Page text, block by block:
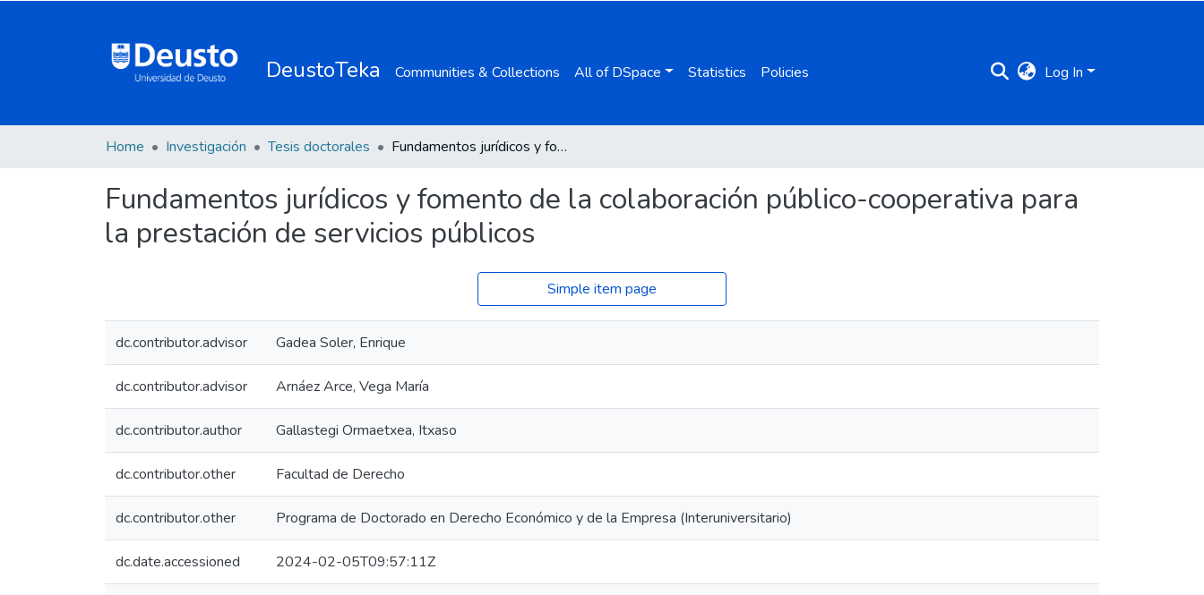
DeustoTeka Communities & Collections All of DSpace Statistics Policies Log In
Home Investigación Tesis doctorales Fundamentos jurídicos y fomento de la colaboración público-cooperativa para la prestación de servicios públicos
Fundamentos jurídicos y fomento de la colaboración público-cooperativa para
la prestación de servicios públicos
Simple item page
dc.contributor.advisor Gadea Soler, Enrique
dc.contributor.advisor Arnáez Arce, Vega María
dc.contributor.author Gallastegi Ormaetxea, Itxaso
dc.contributor.other Facultad de Derecho
dc.contributor.other Programa de Doctorado en Derecho Económico y de la Empresa (Interuniversitario)
dc.date.accessioned 2024-02-05T09:57:11Z